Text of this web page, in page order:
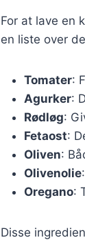
For at lave en
en liste over
Tomater:
Agurker:
Rødløg:
Fetaost:
Oliven:
Olivenolie
Oregano:
Disse